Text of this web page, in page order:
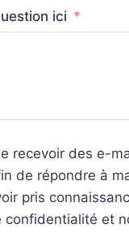
ici
recevoir des e-
de répondre à
pris
confidentialité et